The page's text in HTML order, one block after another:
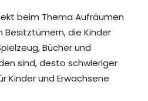
beim Thema Aufräumen
Besitztümern, die Kinder
Bücher und
sind, desto schwieriger
Kinder und Erwachsene